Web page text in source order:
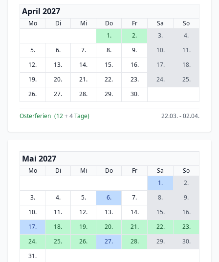
April 2027
Mo Di Mi Do Fr Sa
So
1.
2. 3.
4.
5.
6. 7. 8. 9. 10.
11.
12.
13. 14. 15. 16. 17.
18.
19.
20. 21. 22. 23. 24.
25.
26.
27. 28. 29. 30.
Osterferien (12+ 4Tage) 22.03. - 02.04.
Mai 2027
Mo Di Mi Do Fr Sa
So
1.
2.
3.
4. 5. 6. 7. 8.
9.
10.
11. 12. 13. 14. 15.
16.
17.
18. 19. 20. 21. 22.
23.
24.
25. 26. 27. 28. 29.
30.
31.